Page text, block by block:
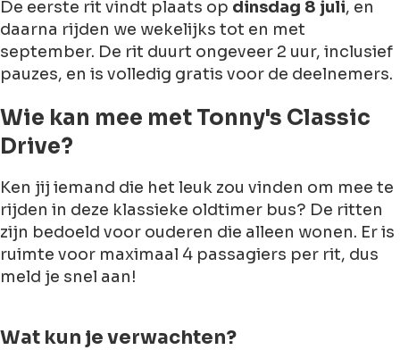
De eerste rit vindt plaats op dinsdag 8 juli, en
daarna rijden we wekelijks tot en met
september. De rit duurt ongeveer 2 uur, inclusief
pauzes, en is volledig gratis voor de deelnemers.
Wie kan mee met Tonny's Classic
Drive?
Ken jij iemand die het leuk zou vinden om mee te
rijden in deze klassieke oldtimer bus? De ritten
zijn bedoeld voor ouderen die alleen wonen. Er is
ruimte voor maximaal 4 passagiers per rit, dus
meld je snel aan!
Wat kun je verwachten?